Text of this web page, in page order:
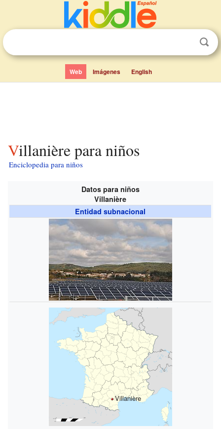
Web Imágenes English
Villanière para niños
Enciclopedia para niños
Datos para niños
Villanière
Entidad subnacional
Villanière